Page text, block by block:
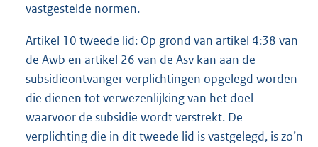
vastgestelde normen.
Artikel 10 tweede lid: Op grond van artikel 4:38 van
de Awb en artikel 26 van de Asv kan aan de
subsidieontvanger verplichtingen opgelegd worden
die dienen tot verwezenlijking van het doel
waarvoor de subsidie wordt verstrekt. De
verplichting die in dit tweede lid is vastgelegd, is zo’n